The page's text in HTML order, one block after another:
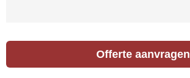
Offerte aanvragen